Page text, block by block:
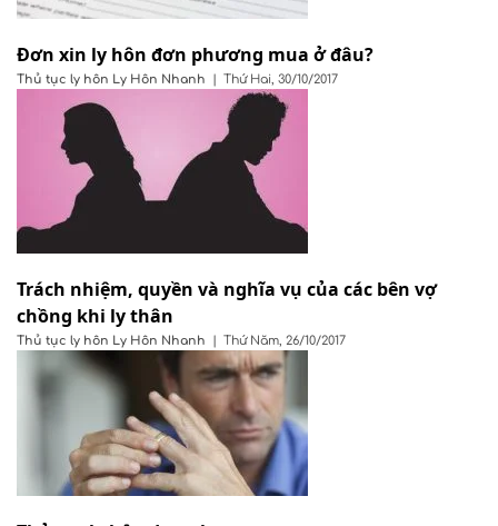
Đơn xin ly hôn đơn phương mua ở đâu?
Thủ tục ly hôn Ly Hôn Nhanh | Thứ Hai, 30/10/2017
Trách nhiệm, quyền và nghĩa vụ của các bên vợ
chồng khi ly thân
Thủ tục ly hôn Ly Hôn Nhanh | Thứ Năm, 26/10/2017